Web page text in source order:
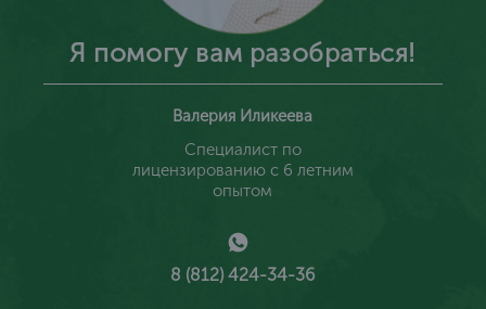
Я помогу вам разобраться!
Валерия Иликеева
Специалист по
лицензированию с 6 летним
опытом
8 (812) 424-34-36